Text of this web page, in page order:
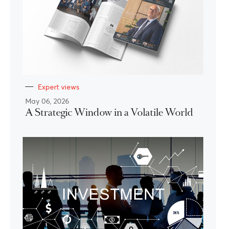
Expert views
May 06, 2026
A Strategic Window in a Volatile World